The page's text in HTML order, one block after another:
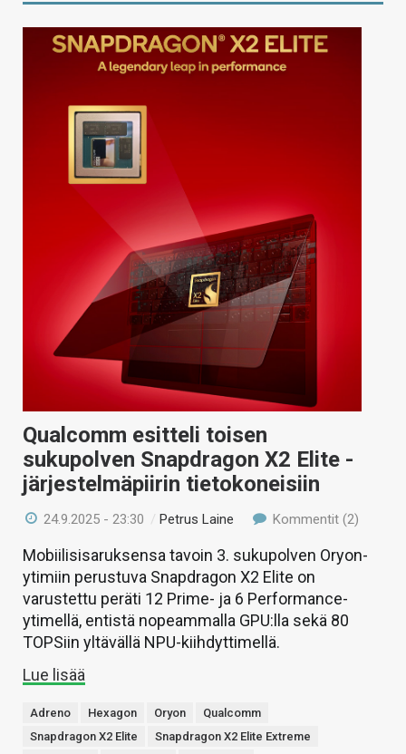
Qualcomm esitteli toisen
sukupolven Snapdragon X2 Elite -
järjestelmäpiirin tietokoneisiin
24.9.2025 - 23:30 /Petrus Laine Kommentit (2)
Mobiilisisaruksensa tavoin 3. sukupolven Oryon-
ytimiin perustuva Snapdragon X2 Elite on
varustettu peräti 12 Prime- ja 6 Performance-
ytimellä, entistä nopeammalla GPU:lla sekä 80
TOPSiin yltävällä NPU-kiihdyttimellä.
Lue lisää
Adreno Hexagon Oryon
Qualcomm
Snapdragon X2 Elite
Snapdragon X2 Elite Extreme